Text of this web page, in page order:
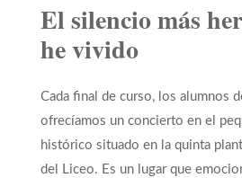
El silencio más
he vivido
Cada final de curso, los alumnos
ofrecíamos un concierto en el
histórico situado en la quinta
del Liceo. Es un lugar que